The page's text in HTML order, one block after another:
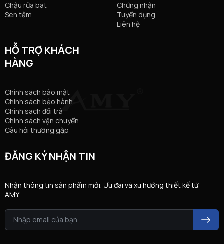
Chậu rửa bát
Sen tắm
Chứng nhận
Tuyển dụng
Liên hệ
HỖ TRỢ KHÁCH
HÀNG
Chính sách bảo mật
Chính sách bảo hành
Chính sách đổi trả
Chính sách vận chuyển
Câu hỏi thường gặp
ĐĂNG KÝ NHẬN TIN
Nhận thông tin sản phẩm mới. Ưu đãi và xu hướng thiết kế từ
AMY.